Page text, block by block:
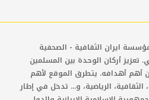
ايران الثقافية - الصحفية
تعزيز أركان الوحدة بين المسلمين
أهم أهدافه. يتطرق الموقع لأهم
الثقافية، الرياضية، و... تدخل في إطار